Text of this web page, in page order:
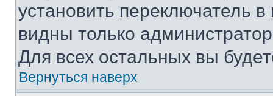
установить переключатель
видны только
Для всех остальных вы
Вернуться наверх